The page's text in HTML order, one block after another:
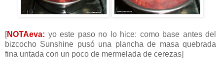
[NOTAeva: yo este paso no lo hice: como base antes del
bizcocho Sunshine pusó una plancha de masa quebrada
fina untada con un poco de mermelada de cerezas]